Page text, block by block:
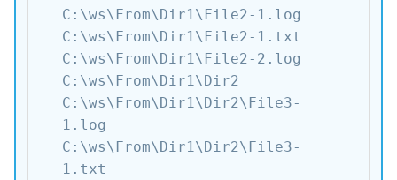
C:\ws\From\Dir1\File2-1.log
C:\ws\From\Dir1\File2-1.txt
C:\ws\From\Dir1\File2-2.log
C:\ws\From\Dir1\Dir2
C:\ws\From\Dir1\Dir2\File3-
1.log
C:\ws\From\Dir1\Dir2\File3-
1.txt